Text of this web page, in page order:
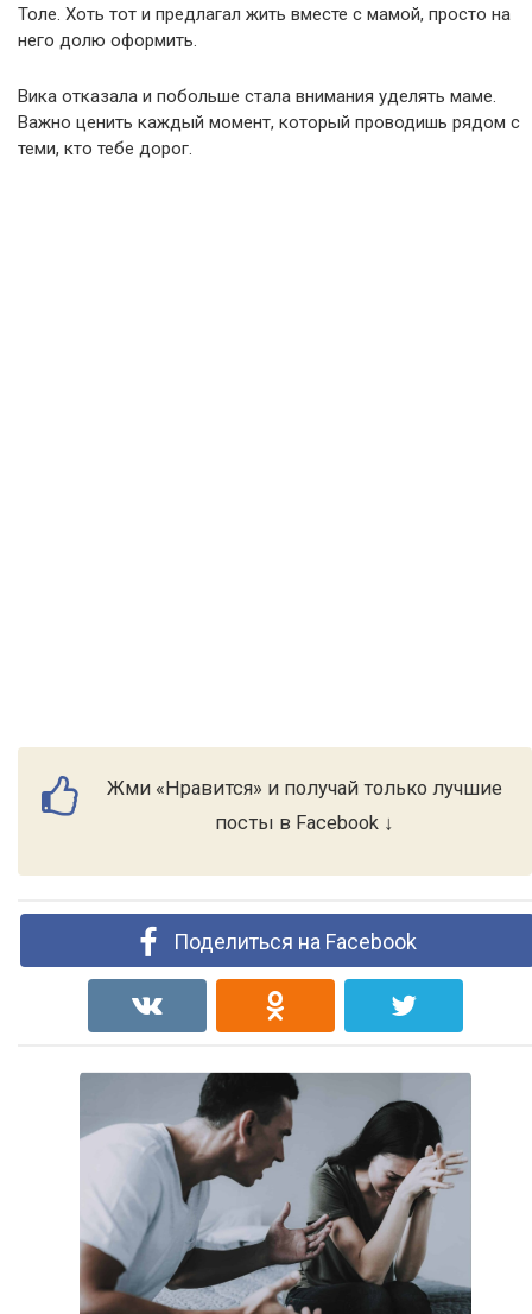
Толе. Хоть тот и предлагал жить вместе с мамой, просто на
него долю оформить.
Вика отказала и побольше стала внимания уделять маме.
Важно ценить каждый момент, который проводишь рядом с
теми, кто тебе дорог.
Жми «Нравится» и получай только лучшие
посты в Facebook ↓
Поделиться на Facebook